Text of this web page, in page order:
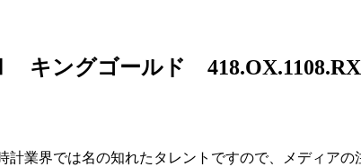
ングゴールド
業界では名の知れたタレントですので、メディア